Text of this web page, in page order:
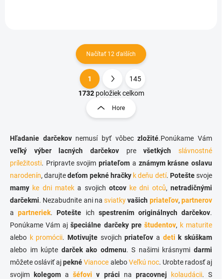
O
v
á
d
c
i
p
r
v
k
y
v
ý
p
i
s
u
Načítať 12 ďalších
S
t
r
á
k
o
v
a
n
i
e
1
145
1732položiek celkom
Hore
Hľadanie darčekovnemusí byť vôbeczložité.Ponúkame Vám
veľký výber lacných darčekov prevšetkých
slávnostné
príležitosti. Pripravte svojimpriateľom a známym krásne oslavu
narodenín, darujtedeťom pekné hračky k deňu detí. Poteštesvoje
mamy ke dni mateka svojich otcov ke dni otců,netradičnými
darčekmi. Nezabudnite ani nasviatky vašich priateľov,partnerov
apartneriek.Potešte ich spestrením originálnych darčekov.
Ponúkame Vám ajšpeciálne darčeky pre študentov, k maturite
alebo k promócii.Motivujte svojichpriateľov a deti k skúškam
alebo im kúpte darček ako odmenu. S našimi krásnymidarmi
môžete osláviť ajpekné Vianoce aleboVeľkú noc. Urobte radosť aj
svojim
kolegom ašéfovi v práci na pracovnej kolaudácii. S